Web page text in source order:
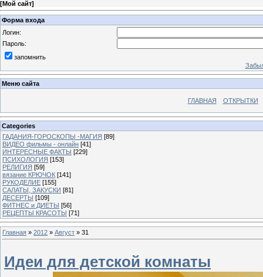
[Мой сайт]
Форма входа
Логин:
Пароль:
запомнить
Меню сайта
ГЛАВНАЯ ОТКРЫТКИ
Categories
ГАДАНИЯ-ГОРОСКОПЫ -МАГИЯ [89]
ВИДЕО фильмы - онлайн [41]
ИНТЕРЕСНЫЕ ФАКТЫ [229]
ПСИХОЛОГИЯ [153]
РЕЛИГИЯ [59]
вязание КРЮЧОК [141]
РУКОДЕЛИЕ [155]
САЛАТЫ, ЗАКУСКИ [81]
ДЕСЕРТЫ [109]
ФИТНЕС и ДИЕТЫ [56]
РЕЦЕПТЫ КРАСОТЫ [71]
Главная » 2012 » Август » 31
Идеи для детской комнаты